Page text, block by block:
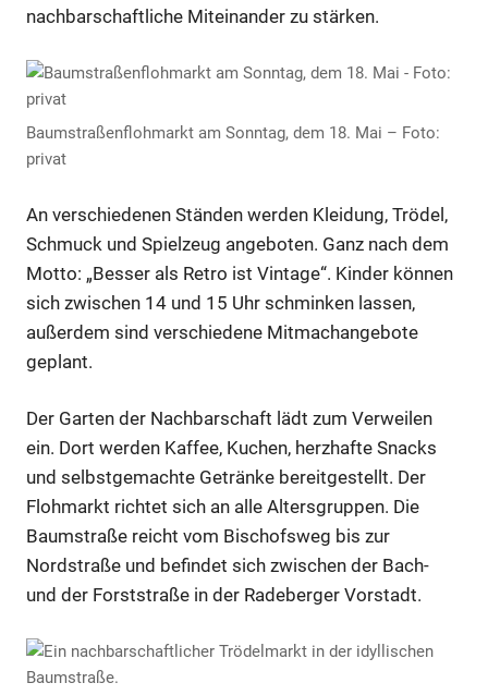
nachbarschaftliche Miteinander zu stärken.
Baumstraßenflohmarkt am Sonntag, dem 18. Mai – Foto:
privat
An verschiedenen Ständen werden Kleidung, Trödel,
Schmuck und Spielzeug angeboten. Ganz nach dem
Motto: „Besser als Retro ist Vintage“. Kinder können
sich zwischen 14 und 15 Uhr schminken lassen,
außerdem sind verschiedene Mitmachangebote
geplant.
Der Garten der Nachbarschaft lädt zum Verweilen
ein. Dort werden Kaffee, Kuchen, herzhafte Snacks
und selbstgemachte Getränke bereitgestellt. Der
Flohmarkt richtet sich an alle Altersgruppen. Die
Baumstraße reicht vom Bischofsweg bis zur
Nordstraße und befindet sich zwischen der Bach-
und der Forststraße in der Radeberger Vorstadt.